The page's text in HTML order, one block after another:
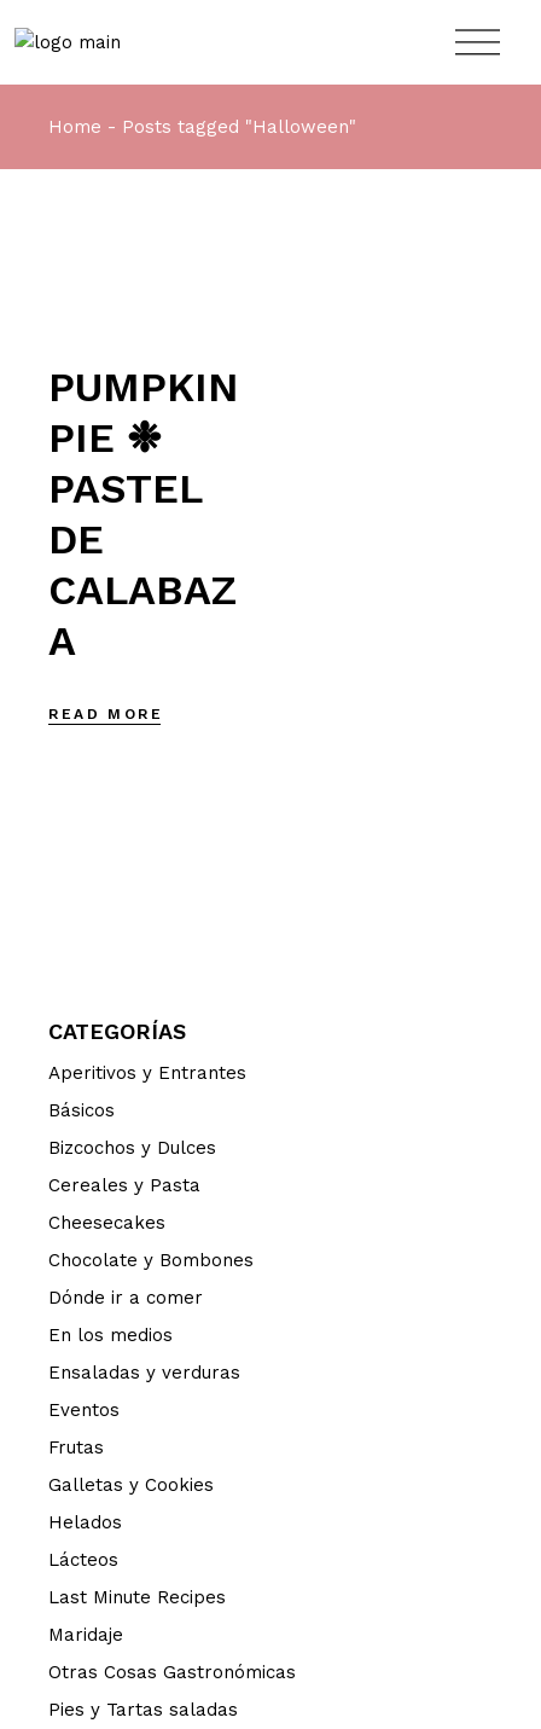
Home Posts tagged "Halloween"
PUMPKIN
PIE ❉
PASTEL
DE
CALABAZ
A
READ MORE
CATEGORÍAS
Aperitivos y Entrantes
Básicos
Bizcochos y Dulces
Cereales y Pasta
Cheesecakes
Chocolate y Bombones
Dónde ir a comer
En los medios
Ensaladas y verduras
Eventos
Frutas
Galletas y Cookies
Helados
Lácteos
Last Minute Recipes
Maridaje
Otras Cosas Gastronómicas
Pies y Tartas saladas